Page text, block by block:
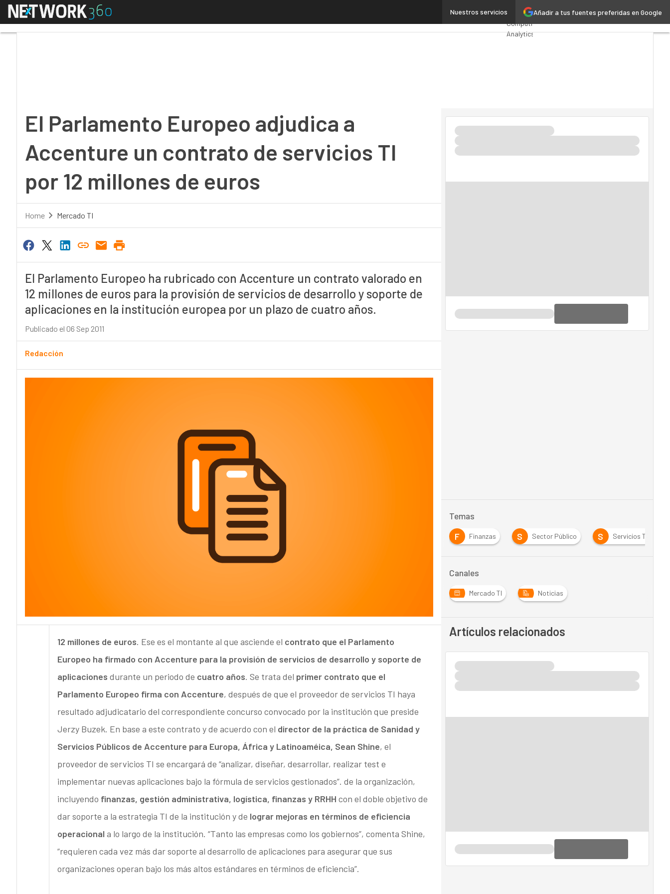
Añadir a tus fuentes preferidas en Google
Nuestros servicios
Menú El Parlamento Europeo adjudica a Accenture un contrato de servicios TI por 12 millones de eurosPremios
Computing
Analytics
4.0
Seguridad
El Parlamento Europeo adjudica a
Accenture un contrato de servicios TI
por 12 millones de euros
Home Mercado TI
El Parlamento Europeo ha rubricado con Accenture un contrato valorado en
12 millones de euros para la provisión de servicios de desarrollo y soporte de
aplicaciones en la institución europea por un plazo de cuatro años.
Publicado el 06 Sep 2011
Redacción
12 millones de euros. Ese es el montante al que asciende el contrato que el Parlamento
Europeo ha firmado con Accenture para la provisión de servicios de desarrollo y soporte de
aplicaciones durante un periodo de cuatro años. Se trata del primer contrato que el
Parlamento Europeo firma con Accenture, después de que el proveedor de servicios TI haya
resultado adjudicatario del correspondiente concurso convocado por la institución que preside
Jerzy Buzek. En base a este contrato y de acuerdo con el director de la práctica de Sanidad y
Servicios Públicos de Accenture para Europa, África y Latinoaméica, Sean Shine, el
proveedor de servicios TI se encargará de “analizar, diseñar, desarrollar, realizar test e
implementar nuevas aplicaciones bajo la fórmula de servicios gestionados”. de la organización,
incluyendo finanzas, gestión administrativa, logística, finanzas y RRHH con el doble objetivo de
dar soporte a la estrategia TI de la institución y de lograr mejoras en términos de eficiencia
operacional a lo largo de la institución. “Tanto las empresas como los gobiernos”, comenta Shine,
“requieren cada vez más dar soporte al desarrollo de aplicaciones para asegurar que sus
organizaciones operan bajo los más altos estándares en términos de eficiencia”.
Temas
F Finanzas S Sector Público S Servicios TI
Canales
Mercado TI Noticias
Artículos relacionados